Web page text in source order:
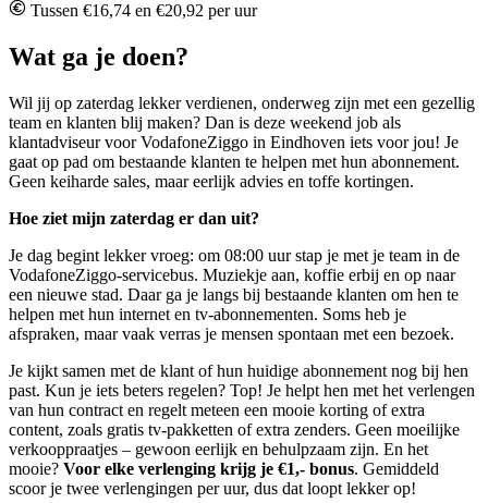
Tussen €16,74 en €20,92 per uur
Wat ga je doen?
Wil jij op zaterdag lekker verdienen, onderweg zijn met een gezellig
team en klanten blij maken? Dan is deze weekend job als
klantadviseur voor VodafoneZiggo in Eindhoven iets voor jou! Je
gaat op pad om bestaande klanten te helpen met hun abonnement.
Geen keiharde sales, maar eerlijk advies en toffe kortingen.
Hoe ziet mijn zaterdag er dan uit?
Je dag begint lekker vroeg: om 08:00 uur stap je met je team in de
VodafoneZiggo-servicebus. Muziekje aan, koffie erbij en op naar
een nieuwe stad. Daar ga je langs bij bestaande klanten om hen te
helpen met hun internet en tv-abonnementen. Soms heb je
afspraken, maar vaak verras je mensen spontaan met een bezoek.
Je kijkt samen met de klant of hun huidige abonnement nog bij hen
past. Kun je iets beters regelen? Top! Je helpt hen met het verlengen
van hun contract en regelt meteen een mooie korting of extra
content, zoals gratis tv-pakketten of extra zenders. Geen moeilijke
verkooppraatjes – gewoon eerlijk en behulpzaam zijn. En het
mooie? Voor elke verlenging krijg je €1,- bonus. Gemiddeld
scoor je twee verlengingen per uur, dus dat loopt lekker op!